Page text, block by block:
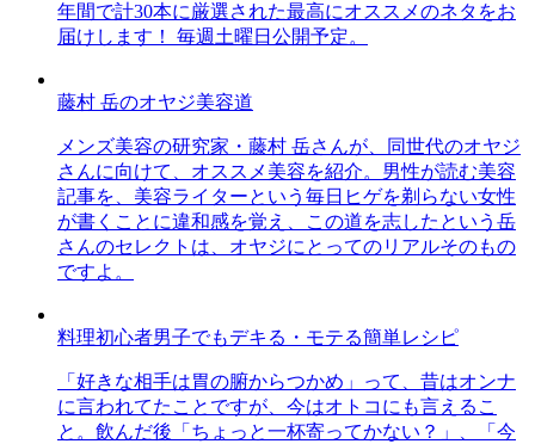
年間で計30本に厳選された最高にオススメのネタをお
届けします！ 毎週土曜日公開予定。
藤村 岳のオヤジ美容道
メンズ美容の研究家・藤村 岳さんが、同世代のオヤジ
さんに向けて、オススメ美容を紹介。男性が読む美容
記事を、美容ライターという毎日ヒゲを剃らない女性
が書くことに違和感を覚え、この道を志したという岳
さんのセレクトは、オヤジにとってのリアルそのもの
ですよ。
料理初心者男子でもデキる・モテる簡単レシピ
「好きな相手は胃の腑からつかめ」って、昔はオンナ
に言われてたことですが、今はオトコにも言えるこ
と。飲んだ後「ちょっと一杯寄ってかない？」、「今